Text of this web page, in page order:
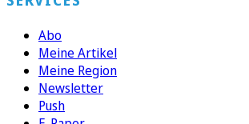
Abo
Meine Artikel
Meine Region
Newsletter
Push